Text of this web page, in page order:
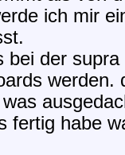
ich mir
bei der
werden.
was
fertig habe